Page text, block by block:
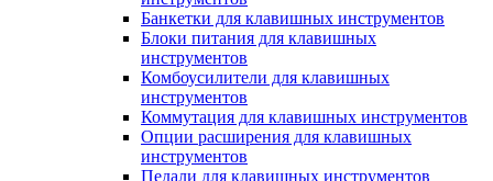
Банкетки для клавишных инструментов
Блоки питания для клавишных
инструментов
Комбоусилители для клавишных
инструментов
Коммутация для клавишных инструментов
Опции расширения для клавишных
инструментов
Педали для клавишных инструментов